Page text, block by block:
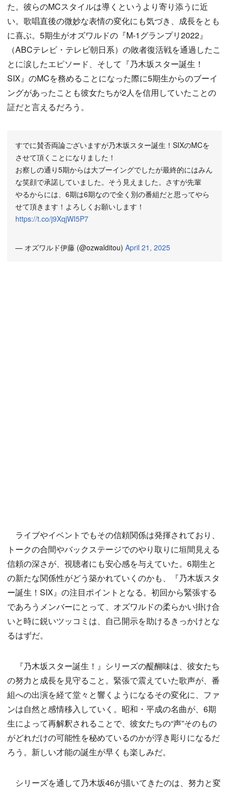
た。彼らのMCスタイルは導くというより寄り添うに近
い。歌唱直後の微妙な表情の変化にも気づき、成長をとも
に喜ぶ。5期生がオズワルドの『M-1グランプリ2022』
（ABCテレビ・テレビ朝日系）の敗者復活戦を通過したこ
とに涙したエピソード、そして『乃木坂スター誕生！
SIX』のMCを務めることになった際に5期生からのブーイ
ングがあったことも彼女たちが2人を信用していたことの
証だと言えるだろう。
すでに賛否両論ございますが乃木坂スター誕生！SIXのMCを
させて頂くことになりました！
お察しの通り5期からは大ブーイングでしたが最終的にはみん
な笑顔で承諾していました。そう見えました。さすが先輩
やるからには、6期は6期なので全く別の番組だと思ってやら
せて頂きます！よろしくお願いします！
https://t.co/j9XqjWI5P7
— オズワルド伊藤 (@ozwalditou) April 21, 2025
ライブやイベントでもその信頼関係は発揮されており、
トークの合間やバックステージでのやり取りに垣間見える
信頼の深さが、視聴者にも安心感を与えていた。6期生と
の新たな関係性がどう築かれていくのかも、『乃木坂スタ
ー誕生！SIX』の注目ポイントとなる。初回から緊張する
であろうメンバーにとって、オズワルドの柔らかい掛け合
いと時に鋭いツッコミは、自己開示を助けるきっかけとな
るはずだ。
『乃木坂スター誕生！』シリーズの醍醐味は、彼女たち
の努力と成長を見守ること。緊張で震えていた歌声が、番
組への出演を経て堂々と響くようになるその変化に、ファ
ンは自然と感情移入していく。昭和・平成の名曲が、6期
生によって再解釈されることで、彼女たちの“声”そのもの
がどれだけの可能性を秘めているのかが浮き彫りになるだ
ろう。新しい才能の誕生が早くも楽しみだ。
シリーズを通して乃木坂46が描いてきたのは、努力と変